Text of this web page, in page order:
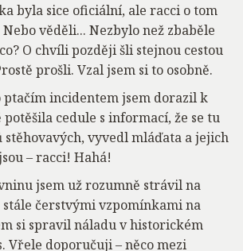
byla sice oficiální, ale racci o tom
věděli... Nezbylo než zbaběle
O chvíli později šli stejnou cestou
prošli. Vzal jsem si to osobně.
ptačím incidentem jsem dorazil k
cedule s informací, že se tu
stěhovavých, vyvedl mláďata a jejich
– racci! Hahá!
jsem už rozumně strávil na
čerstvými vzpomínkami na
si spravil náladu v historickém
Vřele doporučuji – něco mezi